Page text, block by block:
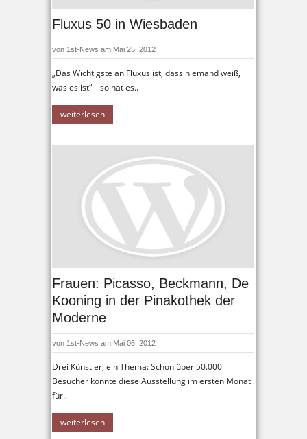
Fluxus 50 in Wiesbaden
von 1st-News am Mai 25, 2012
„Das Wichtigste an Fluxus ist, dass niemand weiß,
was es ist“ – so hat es..
weiterlesen
Frauen: Picasso, Beckmann, De
Kooning in der Pinakothek der
Moderne
von 1st-News am Mai 06, 2012
Drei Künstler, ein Thema: Schon über 50.000
Besucher konnte diese Ausstellung im ersten Monat
für..
weiterlesen